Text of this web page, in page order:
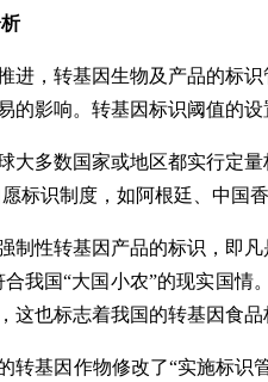
进，转基因生物及产品的标
的影响。转基因标识阈值的
大多数国家或地区都实行定
标识制度，如阿根廷、中国香
制性转基因产品的标识，即
我国“大国小农”的现实国
这也标志着我国的转基因食品
转基因作物修改了“实施标